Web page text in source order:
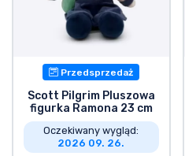
Przedsprzedaż
Scott Pilgrim Pluszowa
figurka Ramona 23 cm
Oczekiwany wygląd:
2026 09. 26.
Marki